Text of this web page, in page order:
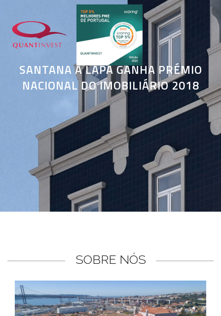
SANTANA À LAPA GANHA PRÉMIO
NACIONAL DO IMOBILIÁRIO 2018
SOBRE NÓS